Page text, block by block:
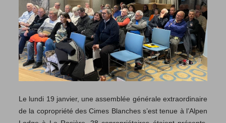
Le lundi 19 janvier, une assemblée générale extraordinaire
de la copropriété des Cimes Blanches s’est tenue à l’Alpen